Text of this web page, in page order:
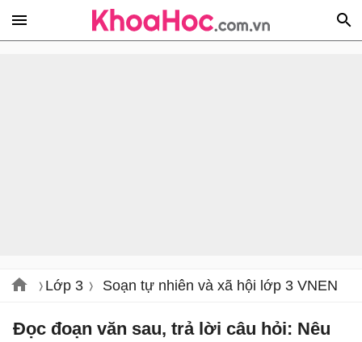
Lớp 3 Soạn tự nhiên và xã hội lớp 3 VNEN
Đọc đoạn văn sau, trả lời câu hỏi: Nêu